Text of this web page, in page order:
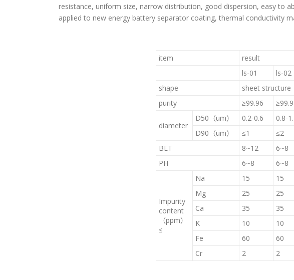
resistance, uniform size, narrow distribution, good dispersion, easy to
applied to new energy battery separator coating, thermal conductivity
item
result
ls-01
ls-02
shape
sheet structure
purity
≥99.96
diameter
D50（um） 0.2-0.6 0.8-
D90（um）
≤1 ≤2
BET
8~12 6~8
PH
6~8 6~8
Impurity
content
（ppm）
≤
Na 15 15
Mg
25 25
Ca
35 35
K
10 10
Fe
60 60
Cr
2 2